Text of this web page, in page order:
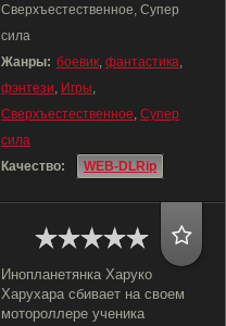
Сверхъестественное, Супер
сила
Жанры: боевик, фантастика,
фэнтези, Игры,
Сверхъестественное, Супер
сила
Качество:
WEB-DLRip
Инопланетянка Харуко
Харухара сбивает на своем
мотороллере ученика